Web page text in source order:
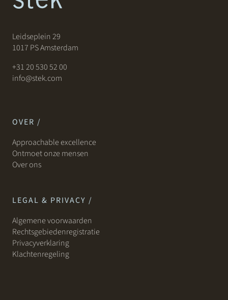
Leidseplein 29
1017 PS Amsterdam
+31 20 530 52 00
info@stek.com
OVER /
Approachable excellence
Ontmoet onze mensen
Over ons
LEGAL & PRIVACY /
Algemene voorwaarden
Rechtsgebiedenregistratie
Privacyverklaring
Klachtenregeling